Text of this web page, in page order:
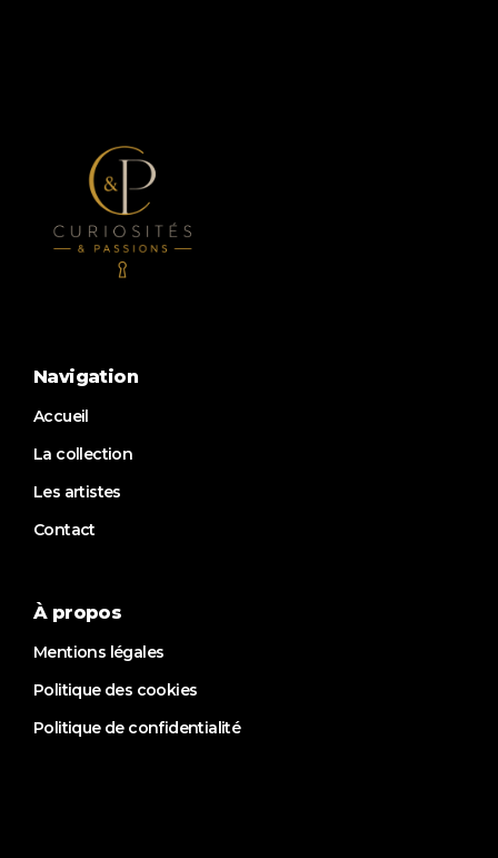
Navigation
Accueil
La collection
Les artistes
Contact
À propos
Mentions légales
Politique des cookies
Politique de confidentialité